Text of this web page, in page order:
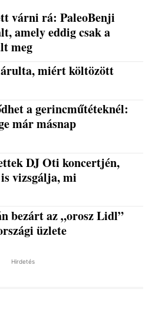
várni rá: PaleoBenji
amely eddig csak a
meg
miért költözött
a gerincműtéteknél:
már másnap
DJ Oti koncertjén,
vizsgálja, mi
bezárt az „orosz Lidl”
üzlete
Hirdetés